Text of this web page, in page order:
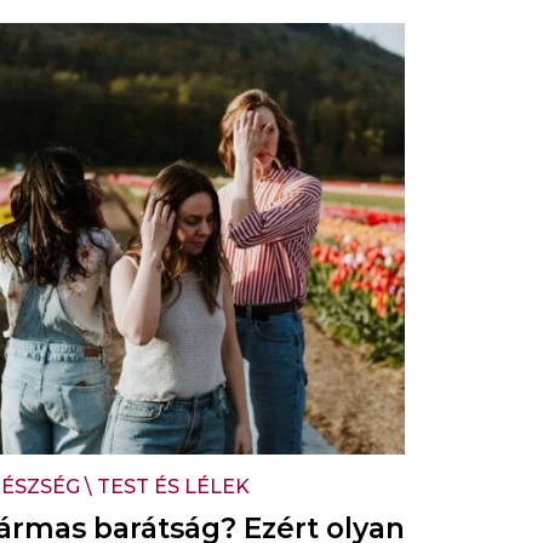
\ TEST ÉS LÉLEK
barátság? Ezért olyan